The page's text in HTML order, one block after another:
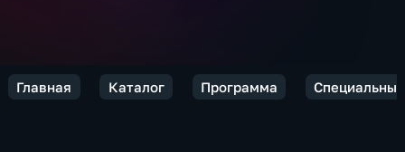
Главная Каталог Программа